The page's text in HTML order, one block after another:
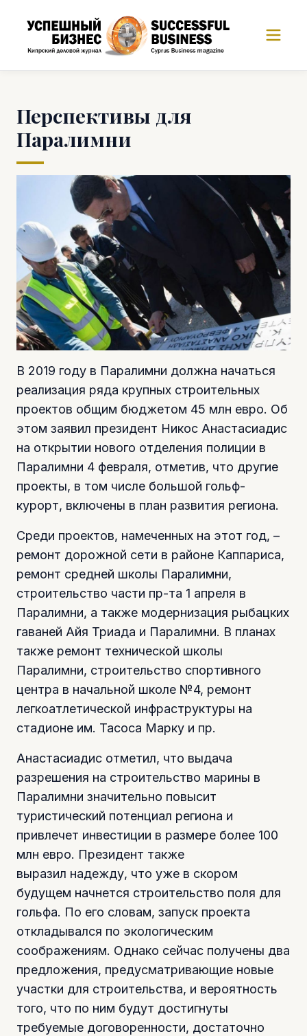
Перспективы для
Паралимни
В 2019 году в Паралимни должна начаться
реализация ряда крупных строительных
проектов общим бюджетом 45 млн евро. Об
этом заявил президент Никос Анастасиадис
на открытии нового отделения полиции в
Паралимни 4 февраля, отметив, что другие
проекты, в том числе большой гольф-
курорт, включены в план развития региона.
Среди проектов, намеченных на этот год, –
ремонт дорожной сети в районе Каппариса,
ремонт средней школы Паралимни,
строительство части пр-та 1 апреля в
Паралимни, а также модернизация рыбацких
гаваней Айя Триада и Паралимни. В планах
также ремонт технической школы
Паралимни, строительство спортивного
центра в начальной школе №4, ремонт
легкоатлетической инфраструктуры на
стадионе им. Тасоса Марку и пр.
Анастасиадис отметил, что выдача
разрешения на строительство марины в
Паралимни значительно повысит
туристический потенциал региона и
привлечет инвестиции в размере более 100
млн евро. Президент также
выразил надежду, что уже в скором
будущем начнется строительство поля для
гольфа. По его словам, запуск проекта
откладывался по экологическим
соображениям. Однако сейчас получены два
предложения, предусматривающие новые
участки для строительства, и вероятность
того, что по ним будут достигнуты
требуемые договоренности, достаточно